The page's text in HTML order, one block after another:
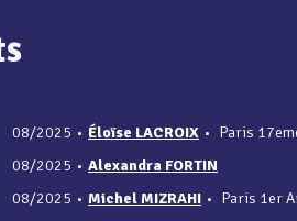
08/2025 • Éloïse LACROIX • Paris
08/2025 • Alexandra FORTIN
08/2025 • Michel MIZRAHI • Paris 1er